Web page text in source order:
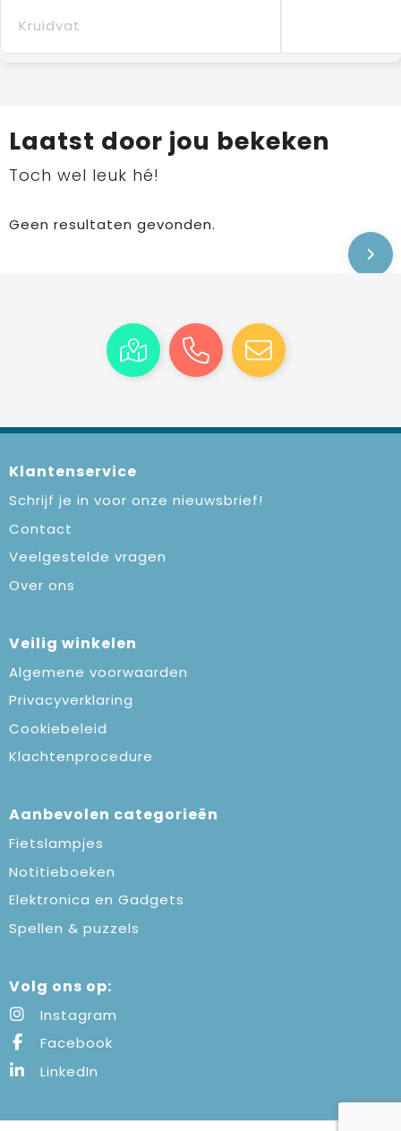
Kruidvat
Laatst door jou bekeken
Toch wel leuk hé!
Geen resultaten gevonden.
Klantenservice
Schrijf je in voor onze nieuwsbrief!
Contact
Veelgestelde vragen
Over ons
Veilig winkelen
Algemene voorwaarden
Privacyverklaring
Cookiebeleid
Klachtenprocedure
Aanbevolen categorieën
Fietslampjes
Notitieboeken
Elektronica en Gadgets
Spellen & puzzels
Volg ons op:
Instagram
Facebook
LinkedIn